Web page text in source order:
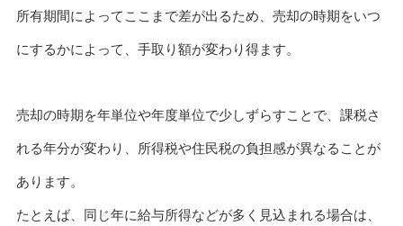
所有期間によってここまで差が出るため、売却の時期をいつ
にするかによって、手取り額が変わり得ます。
売却の時期を年単位や年度単位で少しずらすことで、課税さ
れる年分が変わり、所得税や住民税の負担感が異なることが
あります。
たとえば、同じ年に給与所得などが多く見込まれる場合は、